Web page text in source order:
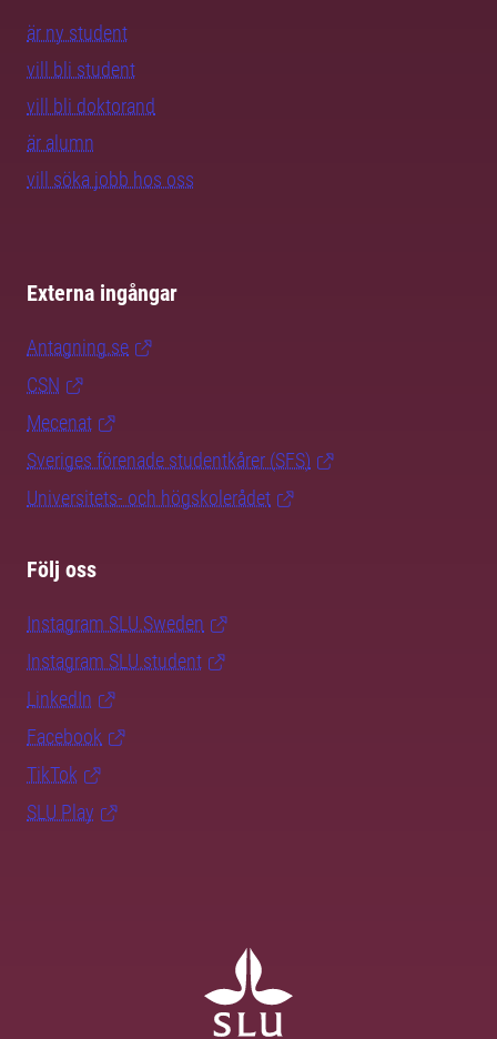
är ny student
vill bli student
vill bli doktorand
är alumn
vill söka jobb hos oss
Externa ingångar
Antagning.se
CSN
Mecenat
Sveriges förenade studentkårer (SFS)
Universitets- och högskolerådet
Följ oss
Instagram SLU.Sweden
Instagram SLU.student
LinkedIn
Facebook
TikTok
SLU Play